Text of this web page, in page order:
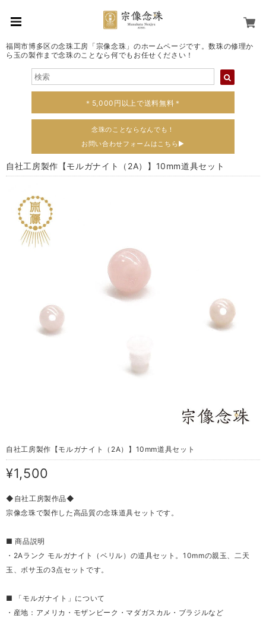
福岡市博多区の念珠工房「宗像念珠」のホームページです。数珠の修理か
ら玉の製作まで念珠のことなら何でもお任せください！
＊5,000円以上で送料無料＊
念珠のことならなんでも！
お問い合わせフォームはこちら▶
自社工房製作【モルガナイト（2A）】10mm道具セット
自社工房製作【モルガナイト（2A）】10mm道具セット
¥1,500
◆自社工房製作品◆
宗像念珠で製作した高品質の念珠道具セットです。
■ 商品説明
・2Aランク モルガナイト（ベリル）の道具セット。10mmの親玉、二天
玉、ボサ玉の3点セットです。
■ 「モルガナイト」について
・産地：アメリカ・モザンビーク・マダガスカル・ブラジルなど